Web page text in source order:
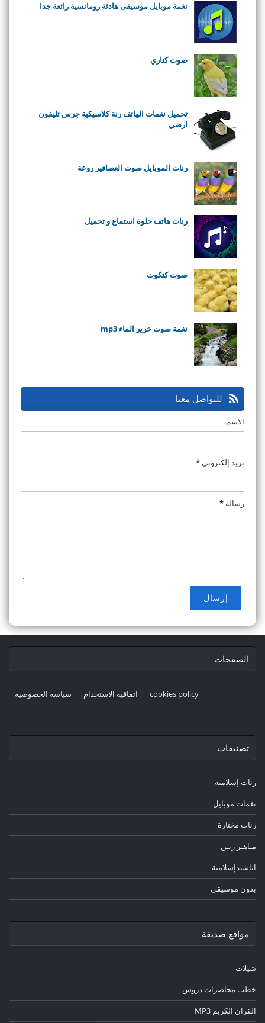
نغمة موبايل موسيقى هادئة رومانسية رائعة جدا
صوت كناري
تحميل نغمات الهاتف رنة كلاسيكية جرس تليفون
ارضي
رنات الموبايل صوت العصافير روعة
رنات هاتف حلوة استماع و تحميل
صوت كتكوت
نغمة صوت خرير الماء mp3
للتواصل معنا
الاسم
بريد إلكتروني*
رسالة *
الصفحات
سياسة الخصوصية اتفاقية الاستخدام cookies policy
تصنيفات
رنات إسلامية
نغمات موبايل
رنات مختارة
مـاهـر زيـن
اناشيدإسلامية
بدون موسيقى
مواقع صديقة
شيلات
خطب محاضرات دروس
القران الكريم MP3